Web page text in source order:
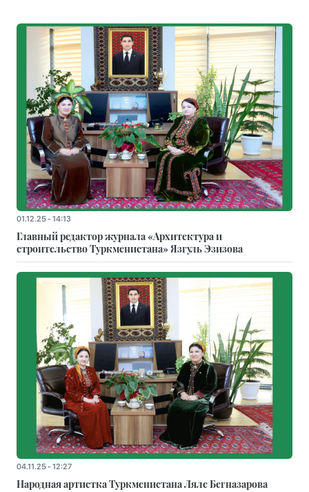
01.12.25 - 14:13
Главный редактор журнала «Архитектура и
строительство Туркменистана» Язгуль Эзизова
04.11.25 - 12:27
Народная артистка Туркменистана Ляле Бегназарова